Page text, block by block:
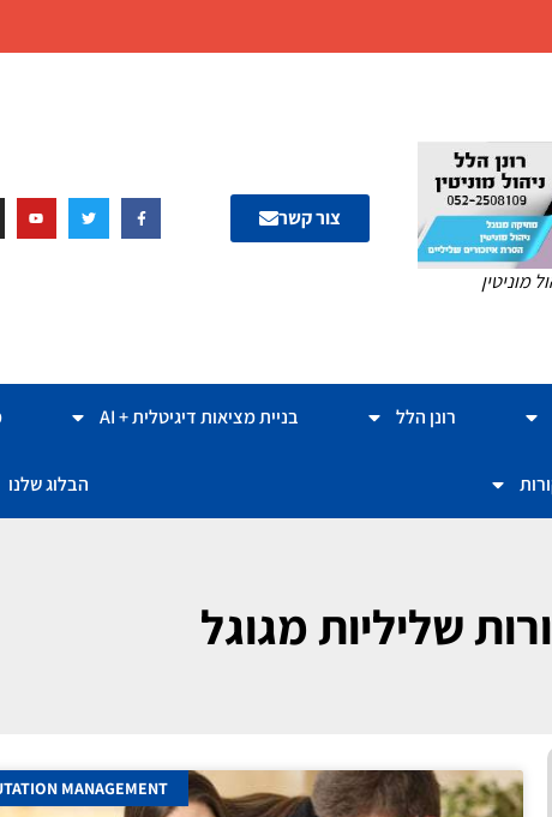
מוניטין
צור קשר
רונן הלל בניית מציאות דיגיטלית + AI
הבלוג שלנו
שליליות מגוגל
MANAGEMENT